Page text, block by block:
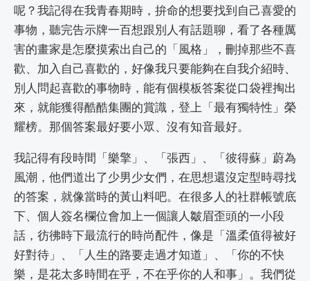
呢？我記得在我青春期時，拚命的想要找到自己喜愛的
事物，聽完告示牌一百想跟別人有話題聊，看了各種厲
害的畫家是怎麼摸索出自己的「風格」，刪掉那些不喜
歡、加入自己喜歡的，好像我只要能夠在自我介紹時、
別人問起喜歡的事物時，能有個模板答案從口袋裡掏出
來，就能獲得酷酷集團的賞識，登上「最有獨特性」榮
耀榜。那個答案最好要小眾、沒有知音最好。
我記得有段時間「樂擎」、「張西」、「彼得蘇」蔚為
風潮，他們道出了少男少女們，在思想還沒定型時尋找
的答案，就像當時的黃山料吧。在很多人的社群帳號底
下、個人簽名欄位會加上一個讓人皺眉歪頭的一小段
話，彷彿時下最流行的時尚配件，像是「溫柔值得被好
好對待」、「人生的路要走過才知道」、「你的不快
樂，是花太多時間在乎，不在乎你的人和事」。我們從